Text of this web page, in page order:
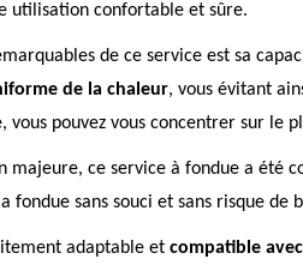
utilisation confortable et sûre.
de ce service est sa
de la chaleur, vous évitant
vous pouvez vous concentrer sur le
majeure, ce service à fondue a été
fondue sans souci et sans risque
adaptable et compatible